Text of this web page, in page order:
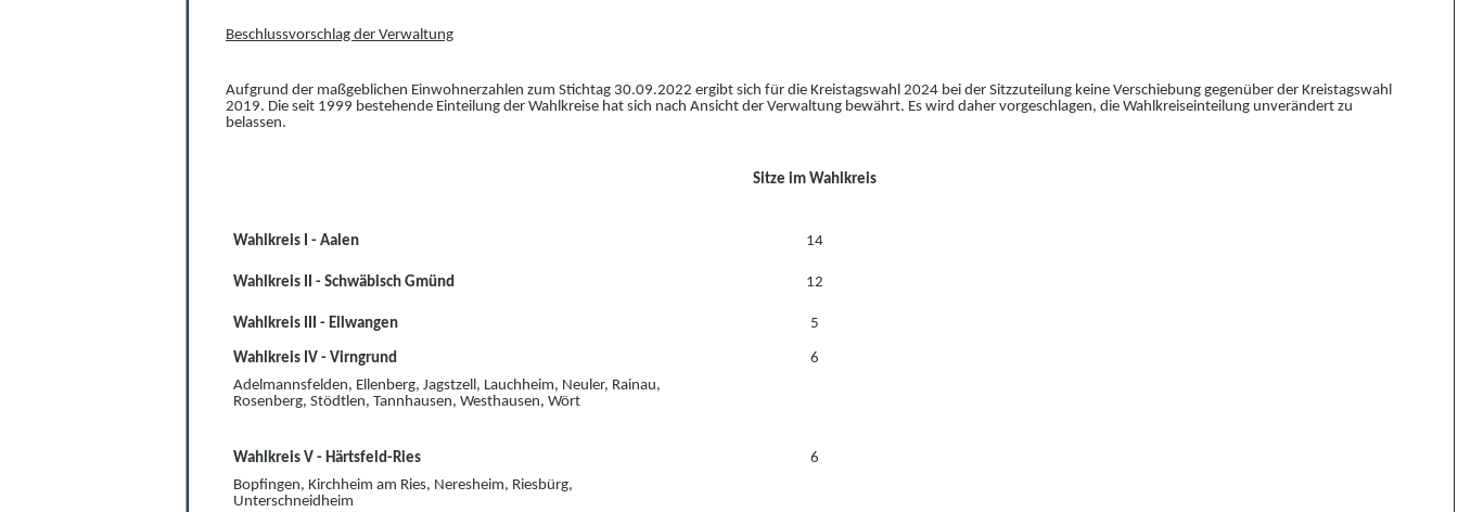
Beschlussvorschlag der Verwaltung
Aufgrund der maßgeblichen Einwohnerzahlen zum Stichtag 30.09.2022 ergibt sich für die Kreistagswahl 2024 bei der Sitzzuteilung keine Verschiebung gegenüber der Kreistagswahl
2019. Die seit 1999 bestehende Einteilung der Wahlkreise hat sich nach Ansicht der Verwaltung bewährt. Es wird daher vorgeschlagen, die Wahlkreiseinteilung unverändert zu
belassen.
Sitze im Wahlkreis
Wahlkreis I - Aalen 14
Wahlkreis II - Schwäbisch Gmünd 12
Wahlkreis III - Ellwangen 5
Wahlkreis IV - Virngrund
Adelmannsfelden, Ellenberg, Jagstzell, Lauchheim, Neuler, Rainau,
Rosenberg, Stödtlen, Tannhausen, Westhausen, Wört
6
Wahlkreis V - Härtsfeld-Ries
Bopfingen, Kirchheim am Ries, Neresheim, Riesbürg,
Unterschneidheim
6